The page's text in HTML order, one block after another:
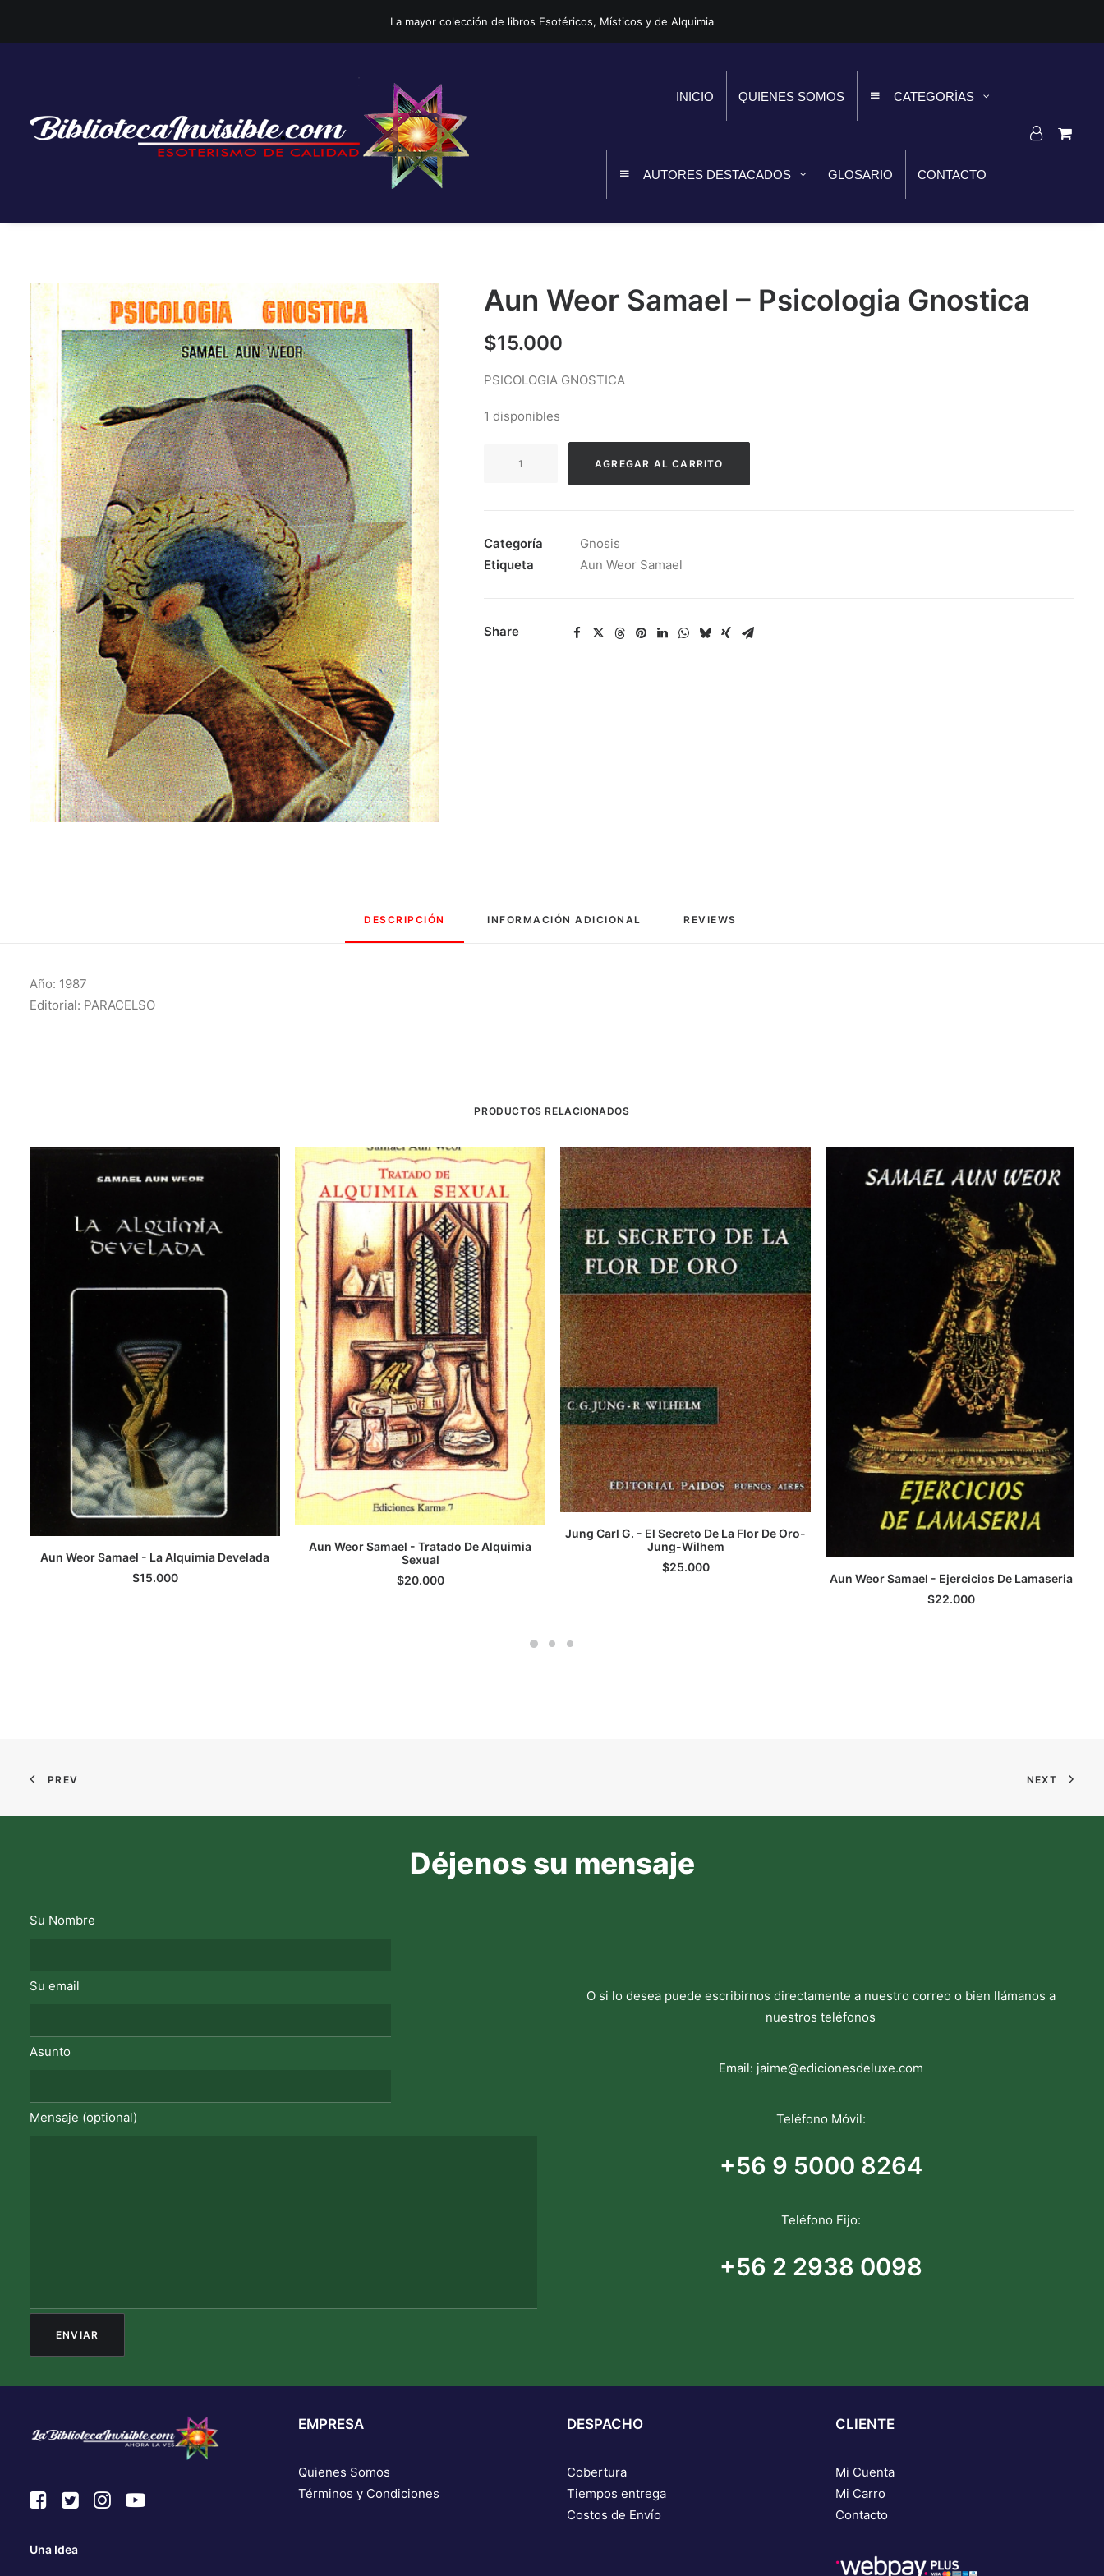
La mayor colección de libros Esotéricos, Místicos y de Alquimia
INICIO QUIENES SOMOS CATEGORÍAS
AUTORES DESTACADOS GLOSARIO CONTACTO
Aun Weor Samael – Psicologia Gnostica
$15.000
PSICOLOGIA GNOSTICA
1 disponibles
Psicologia
Gnostica
AGREGAR AL CARRITO
Categoría
Gnosis
Etiqueta
Aun Weor Samael
Share
DESCRIPCIÓN INFORMACIÓN ADICIONAL REVIEWS
Año: 1987
Editorial: PARACELSO
PRODUCTOS RELACIONADOS
AGREGAR AL CARRITO
Aun Weor Samael - La Alquimia Develada
$15.000
LEER MÁS
Aun Weor Samael - Tratado De Alquimia
Sexual
$20.000
LEER MÁS
Jung Carl G. - El Secreto De La Flor De Oro-
Jung-Wilhem
$25.000
AGREGAR AL CARRITO
Aun Weor Samael - Ejercicios De Lamaseria
$22.000
PREV NEXT
Déjenos su mensaje
Su Nombre
Su email
Asunto
Mensaje (optional)
O si lo desea puede escribirnos directamente a nuestro correo o bien llámanos a
nuestros teléfonos
Email: jaime@edicionesdeluxe.com
Teléfono Móvil:
+56 9 5000 8264
Teléfono Fijo:
+56 2 2938 0098
Una Idea
EMPRESA
Quienes Somos
Términos y Condiciones
DESPACHO
Cobertura
Tiempos entrega
Costos de Envío
CLIENTE
Mi Cuenta
Mi Carro
Contacto